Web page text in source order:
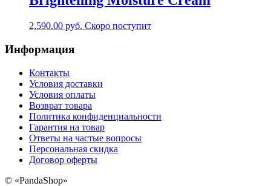
2,590.00 руб. Скоро поступит
Информация
Контакты
Условия доставки
Условия оплаты
Возврат товара
Политика конфиденциальности
Гарантия на товар
Ответы на частые вопросы
Персональная скидка
Договор оферты
© «PandaShop»